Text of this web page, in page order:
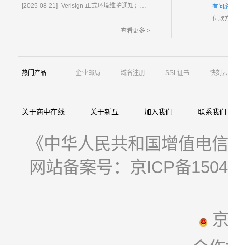
[2025-08-21] Verisign 正式环境维护通知；含域名.com/.net
查看更多 >
有问
付款
热门产品 企业邮局 域名注册 SSL证书 快刻云
关于商中在线 关于新互 加入我们 联系我们
《中华人民共和国增值电
网站备案号：京ICP备